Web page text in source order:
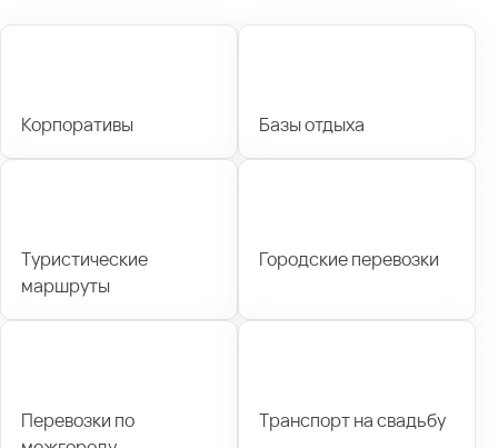
Корпоративы Базы отдыха
Туристические
маршруты
Городские перевозки
Перевозки по
Транспорт на свадьбу